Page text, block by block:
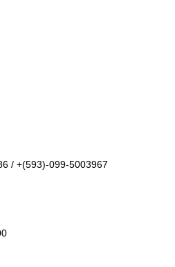
/ +(593)-099-5003967